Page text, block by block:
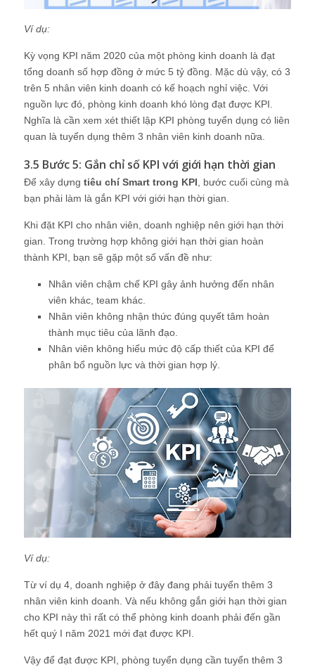
Ví dụ:
Kỳ vọng KPI năm 2020 của một phòng kinh doanh là đạt
tổng doanh số hợp đồng ở mức 5 tỷ đồng. Mặc dù vậy, có 3
trên 5 nhân viên kinh doanh có kế hoạch nghỉ việc. Với
nguồn lực đó, phòng kinh doanh khó lòng đạt được KPI.
Nghĩa là cần xem xét thiết lập KPI phòng tuyển dụng có liên
quan là tuyển dụng thêm 3 nhân viên kinh doanh nữa.
3.5 Bước 5: Gắn chỉ số KPI với giới hạn thời gian
Để xây dựng tiêu chí Smart trong KPI , bước cuối cùng mà
bạn phải làm là gắn KPI với giới hạn thời gian.
Khi đặt KPI cho nhân viên, doanh nghiệp nên giới hạn thời
gian. Trong trường hợp không giới hạn thời gian hoàn
thành KPI, bạn sẽ gặp một số vấn đề như:
Nhân viên chậm chế KPI gây ảnh hưởng đến nhân
viên khác, team khác.
Nhân viên không nhận thức đúng quyết tâm hoàn
thành mục tiêu của lãnh đạo.
Nhân viên không hiểu mức độ cấp thiết của KPI để
phân bổ nguồn lực và thời gian hợp lý.
Ví dụ:
Từ ví dụ 4, doanh nghiệp ở đây đang phải tuyển thêm 3
nhân viên kinh doanh. Và nếu không gắn giới hạn thời gian
cho KPI này thì rất có thể phòng kinh doanh phải đến gần
hết quý I năm 2021 mới đạt được KPI.
Vậy để đạt được KPI, phòng tuyển dụng cần tuyển thêm 3